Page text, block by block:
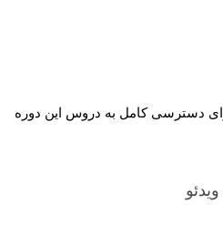
دسترسی کامل به دروس این دوره
ویدئو